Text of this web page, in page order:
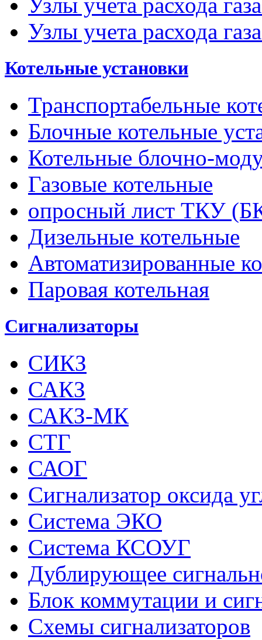
Узлы учета расхода
Котельные установки
Транспортабельные
Блочные котельные
Котельные блочно-
Газовые котельные
опросный лист ТКУ
Дизельные котельные
Автоматизированные
Паровая котельная
Сигнализаторы
СИКЗ
САКЗ
САКЗ-МК
СТГ
САОГ
Сигнализатор оксида
Система ЭКО
Система КСОУГ
Дублирующее
Блок коммутации и
Схемы сигнализаторов